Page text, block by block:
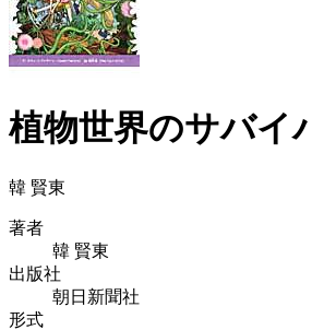
植物世界のサバイ
韓 賢東
著者
韓 賢東
出版社
朝日新聞社
形式